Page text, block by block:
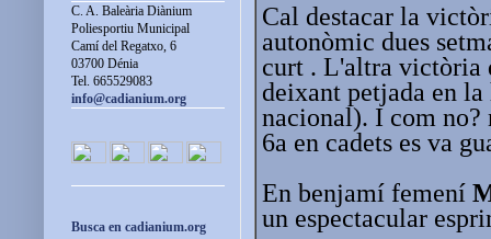
Cal destacar la
autonòmic dues
curt . L'altra victòria
deixant petjada en
nacional). I com no?
6a en cadets es va
En benjamí femení
un espectacular
C. A. Baleària Diànium
Poliesportiu Municipal
Camí del Regatxo, 6
03700 Dénia
Tel. 665529083
info@cadianium.org
Busca en cadianium.org